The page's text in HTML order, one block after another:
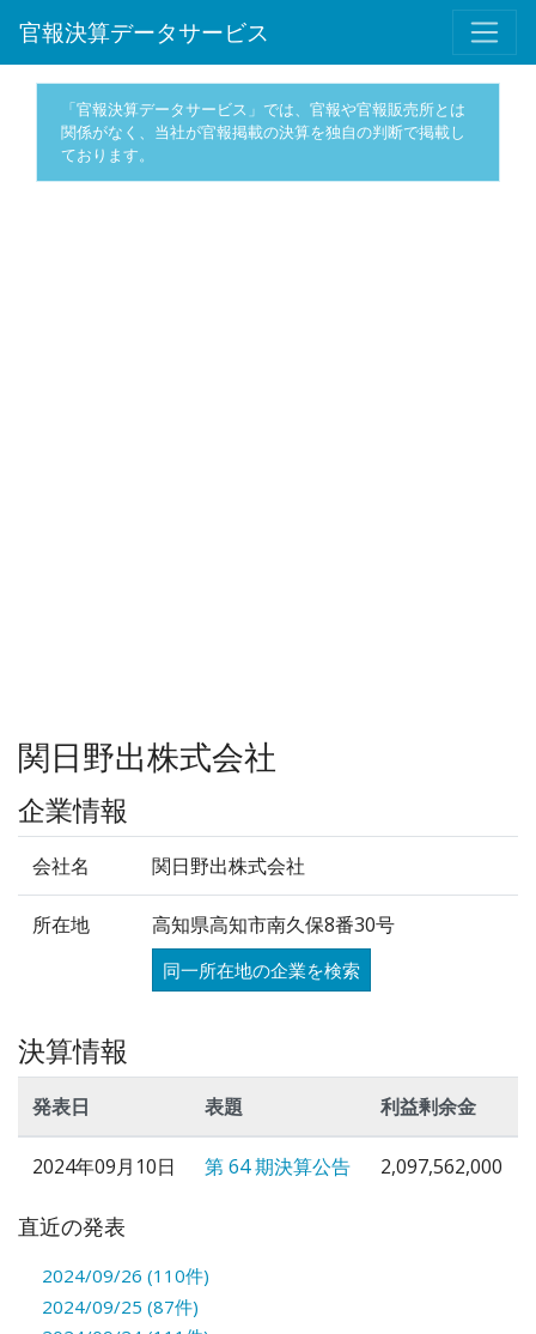
官報決算データサービス
「官報決算データサービス」では、官報や官報販売所とは
関係がなく、当社が官報掲載の決算を独自の判断で掲載し
ております。
関日野出株式会社
企業情報
会社名 関日野出株式会社
所在地 高知県高知市南久保8番30号
同一所在地の企業を検索
決算情報
発表日 表題 利益剰余金
2024年09月10日 第 64 期決算公告 2,097,562,000
直近の発表
2024/09/26 (110件)
2024/09/25 (87件)